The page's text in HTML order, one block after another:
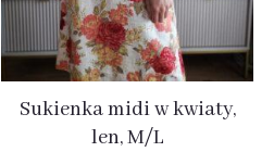
Sukienka midi w kwiaty,
len, M/L